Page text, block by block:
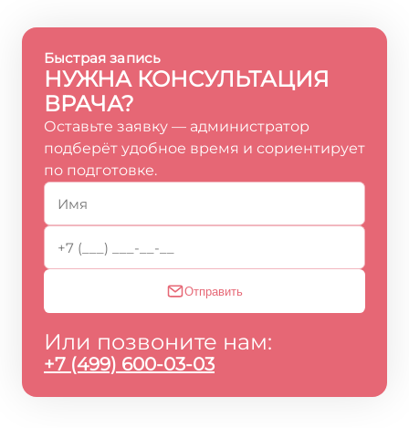
Быстрая запись
НУЖНА КОНСУЛЬТАЦИЯ
ВРАЧА?
Оставьте заявку — администратор
подберёт удобное время и сориентирует
по подготовке.
Отправить
Или позвоните нам:
+7 (499) 600-03-03